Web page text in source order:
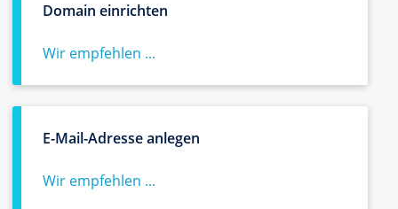
Domain einrichten
Wir empfehlen ...
E-Mail-Adresse anlegen
Wir empfehlen ...